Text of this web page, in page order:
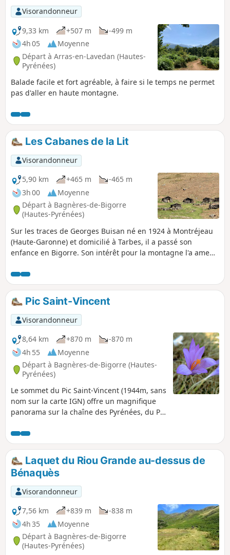
Visorandonneur
9,33 km
+507 m
-499 m
4h 05
Moyenne
Départ à Arras-en-Lavedan (Hautes-
Pyrénées)
Balade facile et fort agréable, à faire si le temps ne permet
pas d'aller en haute montagne.
Les Cabanes de la Lit
Visorandonneur
5,90 km
+465 m
-465 m
3h 00
Moyenne
Départ à Bagnères-de-Bigorre
(Hautes-Pyrénées)
Sur les traces de Georges Buisan né en 1924 à Montréjeau
(Haute-Garonne) et domicilié à Tarbes, il a passé son
enfance en Bigorre. Son intérêt pour la montagne l'a amené
sur les cabanes de bergers. Georges Buisan nous a quittés
depuis, mais il laisse derrière lui, avec ce Courtaou de la Lit
restauré pendant une trentaine d'années, une trace
originale et un message fort.
Pic Saint-Vincent
Visorandonneur
8,64 km
+870 m
-870 m
4h 55
Moyenne
Départ à Bagnères-de-Bigorre (Hautes-
Pyrénées)
Le sommet du Pic Saint-Vincent (1944m, sans
nom sur la carte IGN) offre un magnifique
panorama sur la chaîne des Pyrénées, du Pic
au sud du Pic du Montaigu.
Laquet du Riou Grande au-dessus de
Bénaquès
Visorandonneur
7,56 km
+839 m
-838 m
4h 35
Moyenne
Départ à Bagnères-de-Bigorre
(Hautes-Pyrénées)